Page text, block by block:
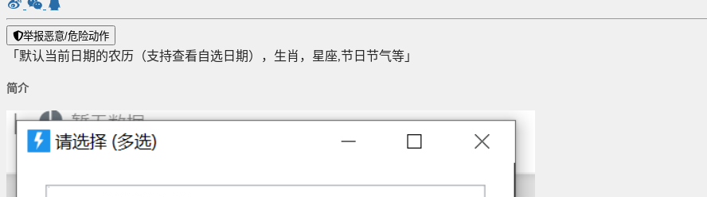
举报恶意/危险动作
「默认当前日期的农历（支持查看自选日期），生肖，星座,节日节气等」
简介